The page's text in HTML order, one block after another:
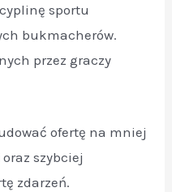
sportu
bukmacherów.
przez graczy
ofertę na mniej
szybciej
zdarzeń.